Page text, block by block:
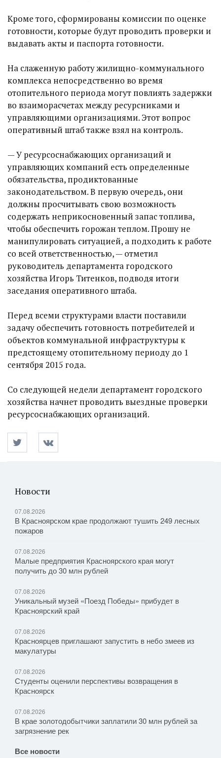
Кроме того, сформированы комиссии по оценке
готовности, которые будут проводить проверки и
выдавать акты и паспорта готовности.
На слаженную работу жилищно-коммунального
комплекса непосредственно во время
отопительного периода могут повлиять задержки
во взаиморасчетах между ресурсниками и
управляющими организациями. Этот вопрос
оперативный штаб также взял на контроль.
— У ресурсоснабжающих организаций и
управляющих компаний есть определенные
обязательства, продиктованные
законодательством. В первую очередь, они
должны просчитывать свою возможность
содержать неприкосновенный запас топлива,
чтобы обеспечить горожан теплом. Прошу не
манипулировать ситуацией, а подходить к работе
со всей ответственностью, — отметил
руководитель департамента городского
хозяйства Игорь Титенков, подводя итоги
заседания оперативного штаба.
Перед всеми структурами власти поставили
задачу обеспечить готовность потребителей и
объектов коммунальной инфраструктуры к
предстоящему отопительному периоду до 1
сентября 2015 года.
Со следующей недели департамент городского
хозяйства начнет проводить выездные проверки
ресурсоснабжающих организаций.
Новости
07.08.2026
В Красноярском крае продолжают тушить 249 лесных
пожаров
07.08.2026
Малые предприятия Красноярского края могут
получить до 30 млн рублей
07.08.2026
Уникальный музей «Поезд Победы» прибудет в
Красноярский край
07.08.2026
Красноярцев приглашают запустить в небо змеев из
макулатуры
07.08.2026
Студенты оценили перспективы возвращения в
Красноярск
07.08.2026
В крае золотодобытчики заплатили 30 млн рублей за
загрязнение рек
Все новости